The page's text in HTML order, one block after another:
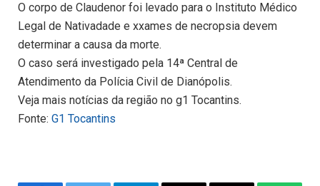
O corpo de Claudenor foi levado para o Instituto Médico
Legal de Nativadade e xxames de necropsia devem
determinar a causa da morte.
O caso será investigado pela 14ª Central de
Atendimento da Polícia Civil de Dianópolis.
Veja mais notícias da região no g1 Tocantins.
Fonte: G1 Tocantins